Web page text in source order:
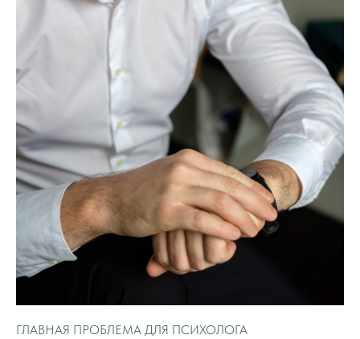
ГЛАВНАЯ ПРОБЛЕМА ДЛЯ ПСИХОЛОГА